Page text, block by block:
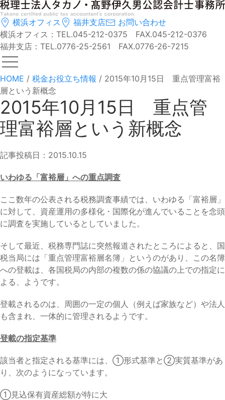
横浜オフィス 福井支店
お問い合わせ
横浜オフィス：TEL.045-212-0375 FAX.045-212-0376
福井支店：TEL.0776-25-2561 FAX.0776-26-7215
HOME / 税金お役立ち情報 / 2015年10月15日 重点管理富裕
層という新概念
2015年10月15日 重点管
理富裕層という新概念
記事投稿日：2015.10.15
いわゆる「富裕層」への重点調査
ここ数年の公表される税務調査事績では、いわゆる「富裕層」
に対して、資産運用の多様化・国際化が進んでいることを念頭
に調査を実施しているとしていました。
そして最近、税務専門誌に突然報道されたところによると、国
税当局には「重点管理富裕層名簿」というのがあり、この名簿
への登載は、各国税局の内部の複数の係の協議の上での指定に
よる、ようです。
登載されるのは、周囲の一定の個人（例えば家族など）や法人
も含まれ、一体的に管理されるようです。
登載の指定基準
該当者と指定される基準には、①形式基準と②実質基準があ
り、次のようになっています。
①見込保有資産総額が特に大